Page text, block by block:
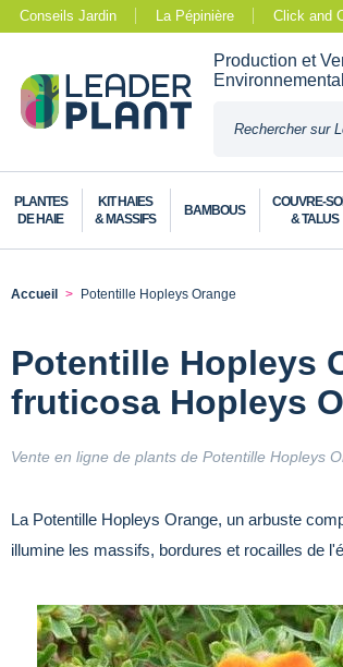
Conseils Jardin La Pépinière Click and
Production et
PLANTES
DE HAIE
KIT HAIES
& MASSIFS
BAMBOUS
COUVRE-
& TALUS
Accueil Potentille Hopleys Orange
Potentille Hopleys
fruticosa Hopleys
Vente en ligne de plants de Potentille Hopleys
La Potentille Hopleys Orange, un arbuste
illumine les massifs, bordures et rocailles de